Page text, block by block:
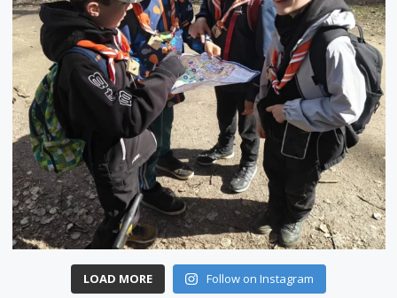
LOAD MORE Follow on Instagram